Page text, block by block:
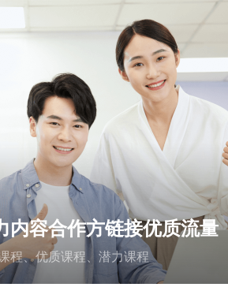
内容合作方链接优质流量
程、优质课程、潜力课程